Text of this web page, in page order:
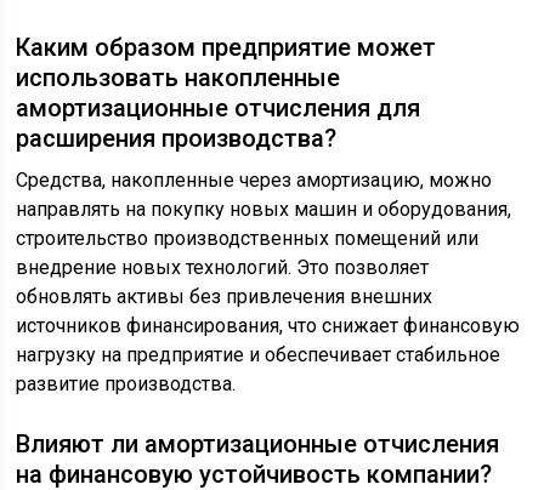
Каким образом предприятие может
использовать накопленные
амортизационные отчисления для
расширения производства?
Средства, накопленные через амортизацию, можно
направлять на покупку новых машин и оборудования,
строительство производственных помещений или
внедрение новых технологий. Это позволяет
обновлять активы без привлечения внешних
источников финансирования, что снижает финансовую
нагрузку на предприятие и обеспечивает стабильное
развитие производства.
Влияют ли амортизационные отчисления
на финансовую устойчивость компании?